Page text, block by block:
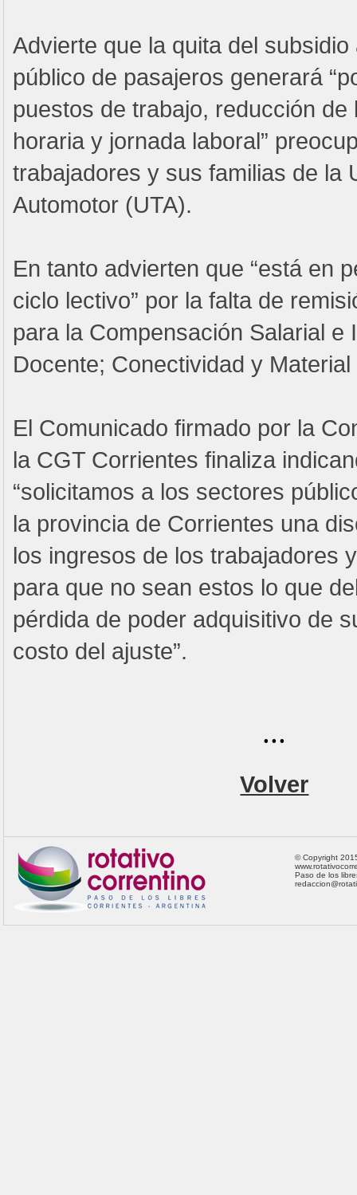
Advierte que la quita del
público de pasajeros generará
puestos de trabajo, reducción de
horaria y jornada laboral”
trabajadores y sus familias de la
Automotor (UTA).
En tanto advierten que “está en
ciclo lectivo” por la falta de
para la Compensación Salarial e
Docente; Conectividad y
El Comunicado firmado por la
la CGT Corrientes finaliza
“solicitamos a los sectores
la provincia de Corrientes una
los ingresos de los trabajadores
para que no sean estos lo que
pérdida de poder adquisitivo de
costo del ajuste”.
...
Volver
© Copyright
Paso de los